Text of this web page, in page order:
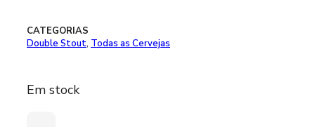
CATEGORIAS
Double Stout, Todas as Cervejas
Em stock